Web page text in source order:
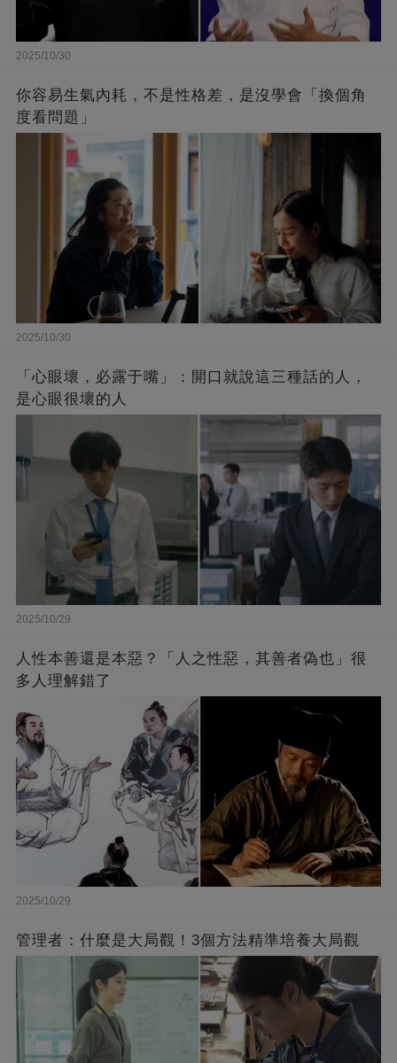
2025/10/30
你容易生氣內耗，不是性格差，是沒學會「換個角
度看問題」
2025/10/30
「心眼壞，必露于嘴」：開口就說這三種話的人，
是心眼很壞的人
2025/10/29
人性本善還是本惡？「人之性惡，其善者偽也」很
多人理解錯了
2025/10/29
管理者：什麼是大局觀！3個方法精準培養大局觀